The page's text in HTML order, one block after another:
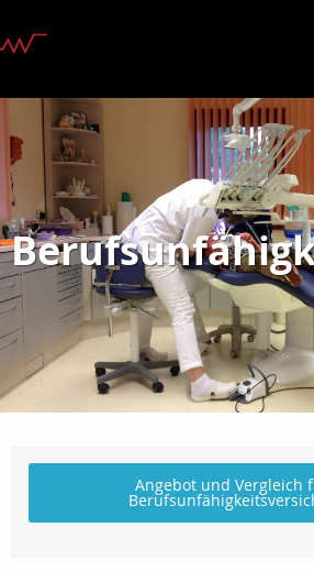
Angebot und Vergleich